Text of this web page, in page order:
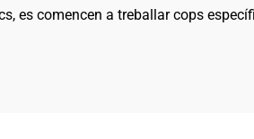
es comencen a treballar cops